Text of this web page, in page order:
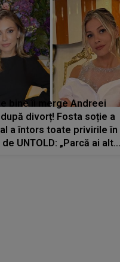
bine îi merge Andreei
după divorț! Fosta soție a
a întors toate privirile în
UNTOLD: „Parcă ai altă